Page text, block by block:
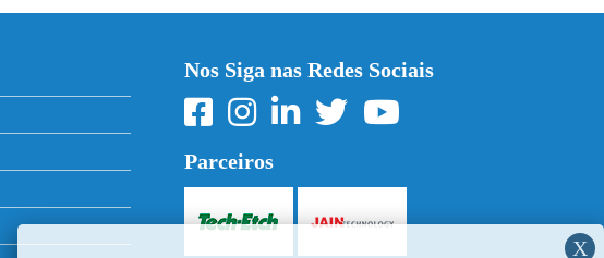
Nos Siga nas Redes Sociais
Parceiros